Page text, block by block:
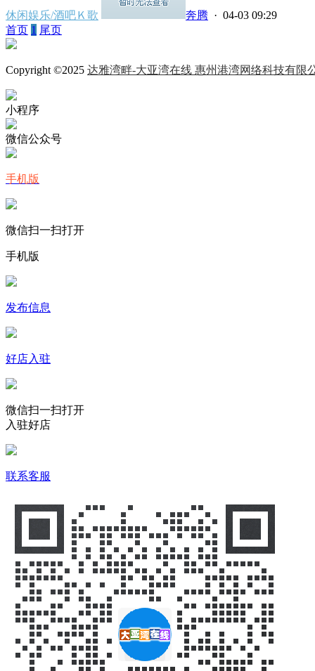
休闲娱乐/酒吧Ｋ歌 奔腾 · 04-03 09:29
首页 1 尾页
Copyright ©2025 达雅湾畔-大亚湾在线 惠州港湾网络科技有限
小程序
微信公众号
手机版
微信扫一扫打开
手机版
发布信息
好店入驻
微信扫一扫打开
入驻好店
联系客服